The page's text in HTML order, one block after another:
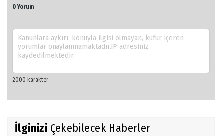
0 Yorum
İlginizi Çekebilecek Haberler